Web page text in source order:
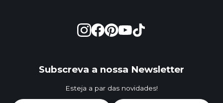
Subscreva a nossa Newsletter
Esteja a par das novidades!